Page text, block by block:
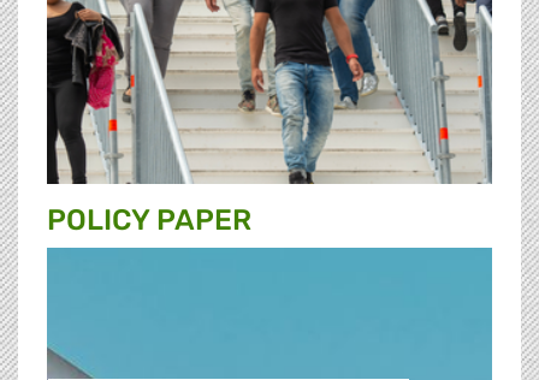
POLICY PAPER